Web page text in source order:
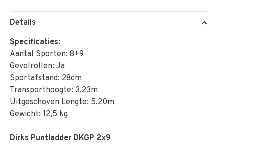
Details
Specificaties:
Aantal Sporten: 8+9
Gevelrollen: Ja
Sportafstand: 28cm
Transporthoogte: 3,23m
Uitgeschoven Lengte: 5,20m
Gewicht: 12,5 kg
Dirks Puntladder DKGP 2x9